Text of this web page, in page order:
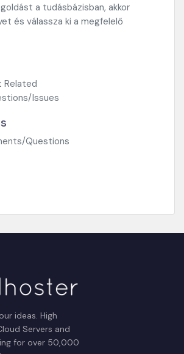
a tudásbázisban, akkor
és válassza ki a megfelelő
Related
Issues
Questions
ideas. High
Servers and
for over 50,000